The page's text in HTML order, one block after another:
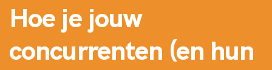
Hoe je jouw
concurrenten (en hun